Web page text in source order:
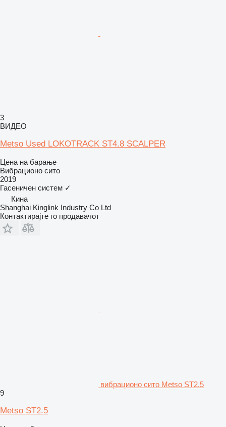
3
ВИДЕО
Metso Used LOKOTRACK ST4.8 SCALPER
Цена на барање
Вибрационо сито
2019
Гасеничен систем ✓
Кина
Shanghai Kinglink Industry Co Ltd
Контактирајте го продавачот
вибрационо сито Metso ST2.5
9
Metso ST2.5